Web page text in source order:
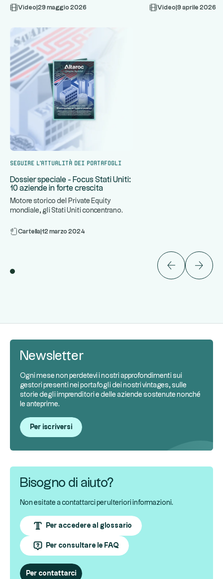
Video 29 maggio 2026 Video 9 aprile 2026
Seguire l'attualità dei portafogli
Dossier speciale - Focus Stati Uniti:
10 aziende in forte crescita
Motore storico del Private Equity
mondiale, gli Stati Uniti concentrano
Cartella 12 marzo 2024
Newsletter
Ogni mese non perdetevi i nostri approfondimenti sui
gestori presenti nei portafogli dei nostri vintages, sulle
storie degli imprenditori e delle aziende sostenute nonché
le anteprime.
Per iscriversi
Bisogno di aiuto?
Non esitate a contattarci per ulteriori informazioni.
Per accedere al glossario
Per consultare le FAQ
Per contattarci